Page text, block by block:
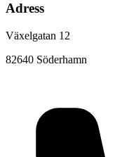
Adress
Växelgatan 12
82640 Söderhamn